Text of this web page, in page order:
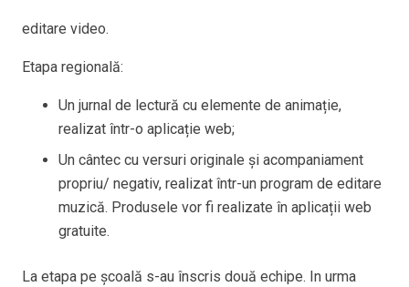
editare video.
Etapa regională:
Un jurnal de lectură cu elemente de animație,
realizat într-o aplicație web;
Un cântec cu versuri originale și acompaniament
propriu/ negativ, realizat într-un program de editare
muzică. Produsele vor fi realizate în aplicații web
gratuite.
La etapa pe școală s-au înscris două echipe. In urma